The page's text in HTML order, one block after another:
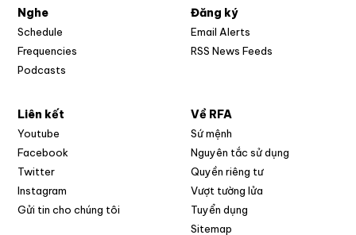
Nghe
Schedule
Frequencies
Podcasts
Đăng ký
Email Alerts
RSS News Feeds
Liên kết
Youtube
Facebook
Twitter
Instagram
Gửi tin cho chúng tôi
Về RFA
Sứ mệnh
Nguyên tắc sử dụng
Quyền riêng tư
Vượt tường lửa
Tuyển dụng
Sitemap